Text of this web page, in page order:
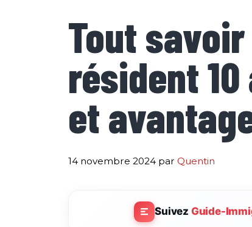
Tout
résident
et
14 novembre 2024 par Quentin
Suivez Guide-